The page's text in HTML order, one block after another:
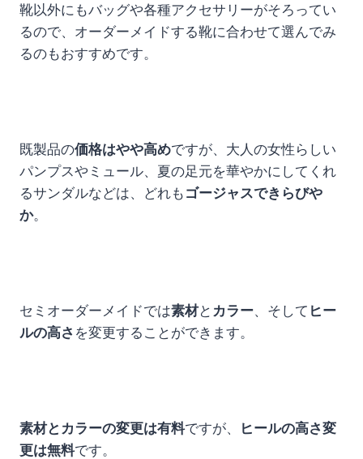
靴以外にもバッグや各種アクセサリーがそろってい
るので、オーダーメイドする靴に合わせて選んでみ
るのもおすすめです。
既製品の価格はやや高めですが、大人の女性らしい
パンプスやミュール、夏の足元を華やかにしてくれ
るサンダルなどは、どれも ゴージャスできらびや
か。
セミオーダーメイドでは素材と カラー、そして ヒー
ルの高さ を変更することができます。
素材とカラーの変更は有料ですが、
ヒールの高さ変
更は無料です。